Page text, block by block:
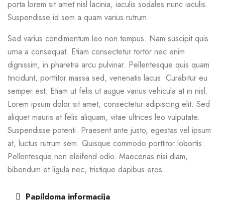
porta lorem sit amet nisl lacinia, iaculis sodales nunc iaculis.
Suspendisse id sem a quam varius rutrum.
Sed varius condimentum leo non tempus. Nam suscipit quis
urna a consequat. Etiam consectetur tortor nec enim
dignissim, in pharetra arcu pulvinar. Pellentesque quis quam
tincidunt, porttitor massa sed, venenatis lacus. Curabitur eu
semper est. Etiam ut felis ut augue varius vehicula at in nisl.
Lorem ipsum dolor sit amet, consectetur adipiscing elit. Sed
aliquet mauris at felis aliquam, vitae ultrices leo vulputate.
Suspendisse potenti. Praesent ante justo, egestas vel ipsum
at, luctus rutrum sem. Quisque commodo porttitor lobortis.
Pellentesque non eleifend odio. Maecenas nisi diam,
bibendum et ligula nec, tristique dapibus eros.
Papildoma informacija